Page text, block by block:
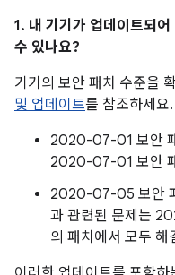
1. 내 기기가 업데이트되
수 있나요?
기기의 보안 패치 수준을
및 업데이트를 참조하세요.
2020-07-01 보안
2020-07-01 보안
2020-07-05 보안
과 관련된 문제는
의 패치에서 모두 해